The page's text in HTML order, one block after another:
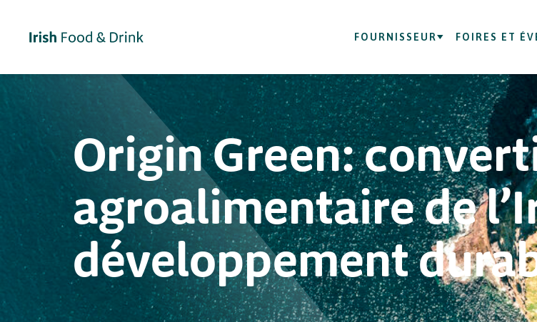
FOURNISSEUR FOIRES ET
Origin Green:
agroalimentaire de
développement